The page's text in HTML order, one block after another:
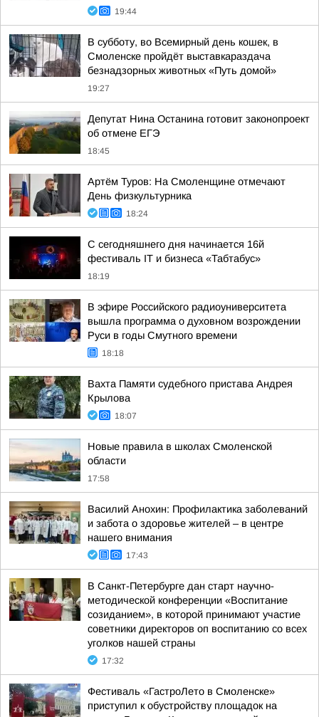
19:44
В субботу, во Всемирный день кошек, в
Смоленске пройдёт выставкараздача
безнадзорных животных «Путь домой»
19:27
Депутат Нина Останина готовит законопроект
об отмене ЕГЭ
18:45
Артём Туров: На Смоленщине отмечают
День физкультурника
18:24
С сегодняшнего дня начинается 16й
фестиваль IT и бизнеса «Табтабус»
18:19
В эфире Российского радиоуниверситета
вышла программа о духовном возрождении
Руси в годы Смутного времени
18:18
Вахта Памяти судебного пристава Андрея
Крылова
18:07
Новые правила в школах Смоленской
области
17:58
Василий Анохин: Профилактика заболеваний
и забота о здоровье жителей – в центре
нашего внимания
17:43
В Санкт-Петербурге дан старт научно-
методической конференции «Воспитание
созиданием», в которой принимают участие
советники директоров оп воспитанию со всех
уголков нашей страны
17:32
Фестиваль «ГастроЛето в Смоленске»
приступил к обустройству площадок на